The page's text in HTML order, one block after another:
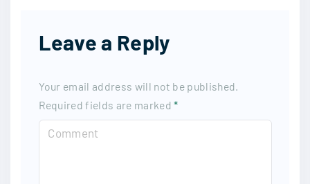
Leave a Reply
Your email address will not be published.
Required fields are marked*